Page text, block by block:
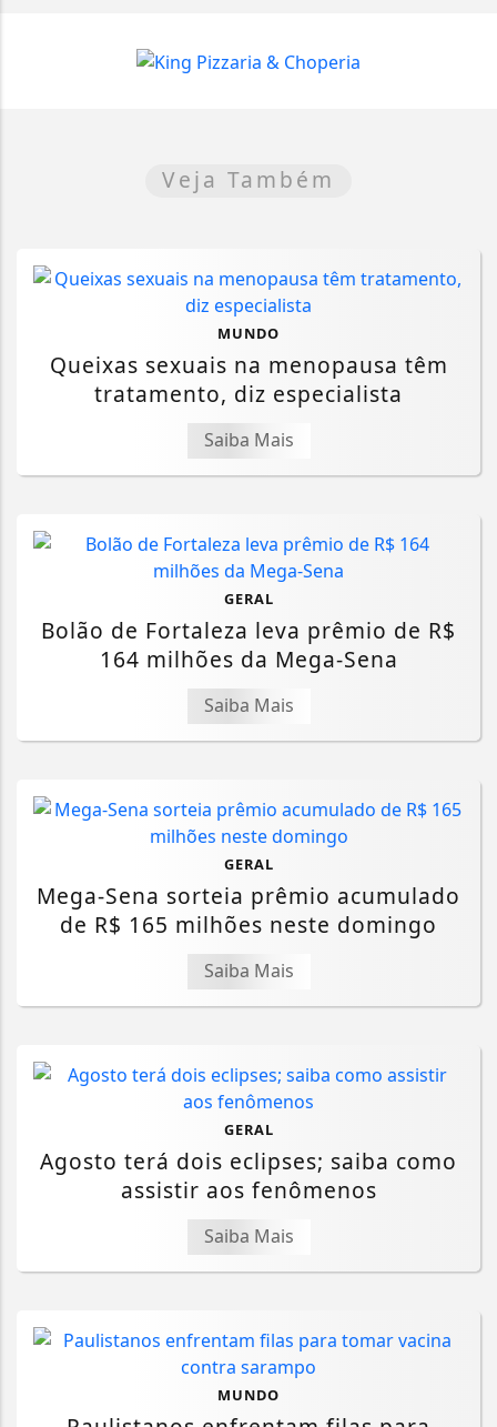
Veja Também
MUNDO
Queixas sexuais na menopausa têm
tratamento, diz especialista
Saiba Mais
GERAL
Bolão de Fortaleza leva prêmio de R$
164 milhões da Mega-Sena
Saiba Mais
GERAL
Mega-Sena sorteia prêmio acumulado
de R$ 165 milhões neste domingo
Saiba Mais
GERAL
Agosto terá dois eclipses; saiba como
assistir aos fenômenos
Saiba Mais
MUNDO